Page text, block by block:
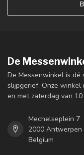
De
De Messenwinkel is dé
slijpgerief. Onze
en met zaterdag van
Mechelseplein 7
2000 Antwerpen
Belgium